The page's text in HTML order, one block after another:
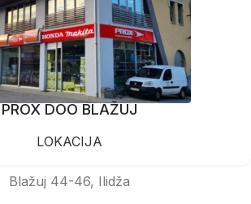
PROX DOO BLAŽUJ
LOKACIJA
Blažuj 44-46, Ilidža